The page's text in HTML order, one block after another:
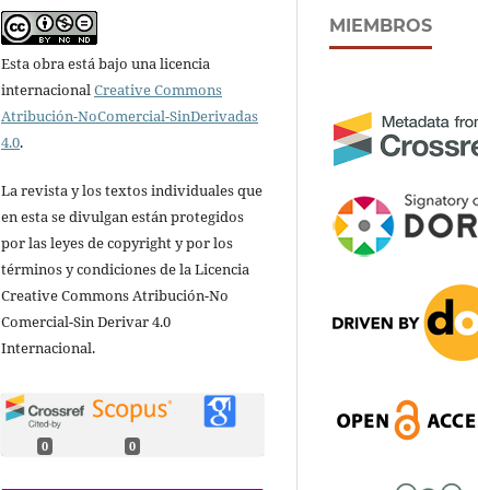
Esta obra está bajo una licencia
internacionalCreative Commons
Atribución-NoComercial-SinDerivadas
4.0.
La revista y los textos individuales que
en esta se divulgan están protegidos
por las leyes de copyright y por los
términos y condiciones de la Licencia
Creative Commons Atribución-No
Comercial-Sin Derivar 4.0
Internacional.
0 0
MIEMBROS